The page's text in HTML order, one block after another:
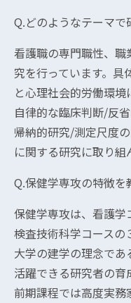
Q.どのようなテーマで
看護職の専門職性、
究を行っています。具
と心理社会的労働環
自律的な臨床判断/反
帰納的研究/測定尺度
に関する研究に取り組
Q.保健学専攻の特徴を
保健学専攻は、看護学
検査技術科学コースの
大学の建学の理念で
活躍できる研究者の
前期課程では高度実